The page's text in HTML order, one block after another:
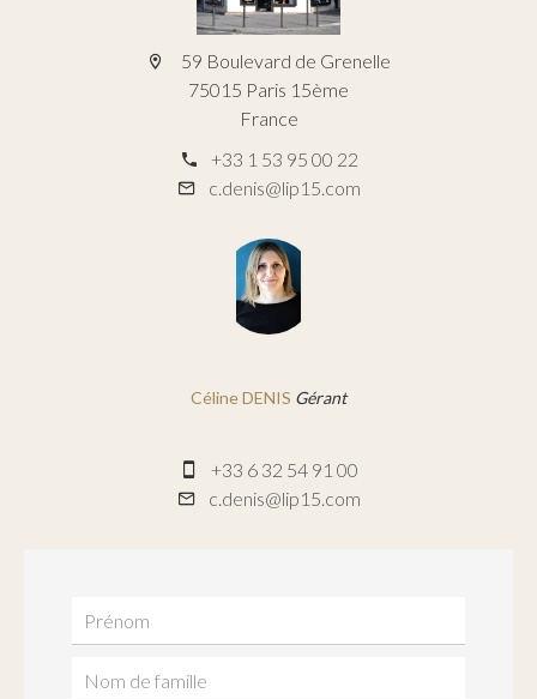
59 Boulevard de Grenelle
75015 Paris 15ème
France
+33 1 53 95 00 22
c.denis@lip15.com
Céline DENIS Gérant
+33 6 32 54 91 00
c.denis@lip15.com